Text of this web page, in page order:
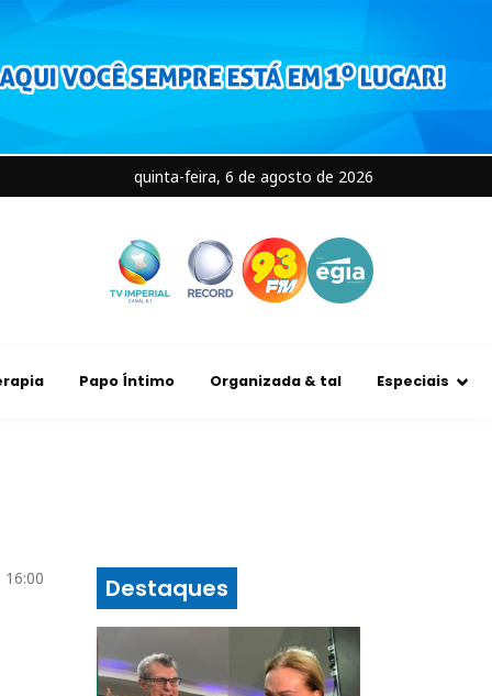
quinta-feira, 6 de agosto de 2026
Papo Íntimo Organizada & tal Especiais
Destaques